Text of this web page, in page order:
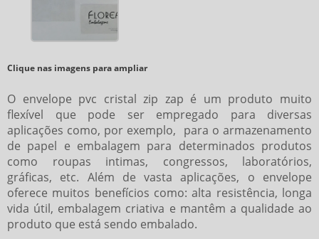
Clique nas imagens para ampliar
O envelope pvc cristal zip zap é um produto muito
flexível que pode ser empregado para diversas
aplicações como, por exemplo, para o armazenamento
de papel e embalagem para determinados produtos
como roupas intimas, congressos, laboratórios,
gráficas, etc. Além de vasta aplicações, o envelope
oferece muitos benefícios como: alta resistência, longa
vida útil, embalagem criativa e mantêm a qualidade ao
produto que está sendo embalado.